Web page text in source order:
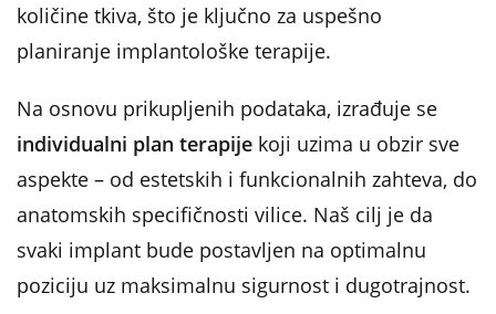
količine tkiva, što je ključno za uspešno
planiranje implantološke terapije.
Na osnovu prikupljenih podataka, izrađuje se
individualni plan terapije koji uzima u obzir sve
aspekte – od estetskih i funkcionalnih zahteva, do
anatomskih specifičnosti vilice. Naš cilj je da
svaki implant bude postavljen na optimalnu
poziciju uz maksimalnu sigurnost i dugotrajnost.